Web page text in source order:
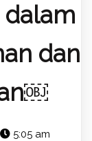
dalam
dan
5:05 am